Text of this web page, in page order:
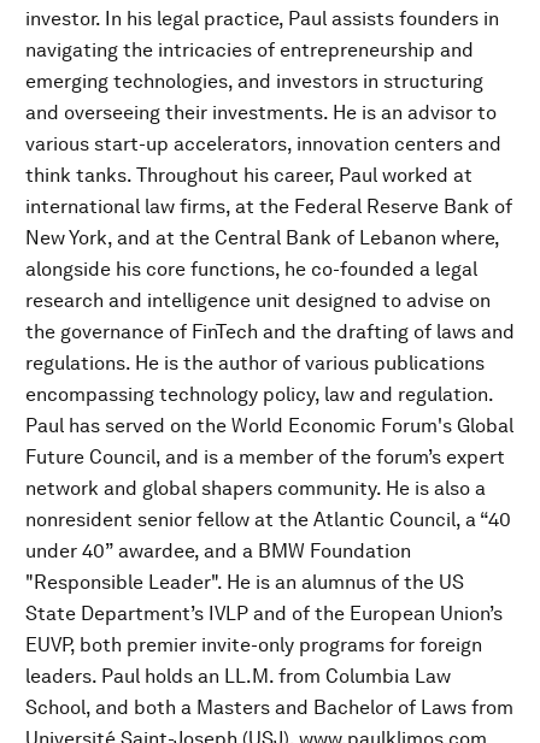
investor. In his legal practice, Paul assists founders in
navigating the intricacies of entrepreneurship and
emerging technologies, and investors in structuring
and overseeing their investments. He is an advisor to
various start-up accelerators, innovation centers and
think tanks. Throughout his career, Paul worked at
international law firms, at the Federal Reserve Bank of
New York, and at the Central Bank of Lebanon where,
alongside his core functions, he co-founded a legal
research and intelligence unit designed to advise on
the governance of FinTech and the drafting of laws and
regulations. He is the author of various publications
encompassing technology policy, law and regulation.
Paul has served on the World Economic Forum's Global
Future Council, and is a member of the forum’s expert
network and global shapers community. He is also a
nonresident senior fellow at the Atlantic Council, a “40
under 40” awardee, and a BMW Foundation
"Responsible Leader". He is an alumnus of the US
State Department’s IVLP and of the European Union’s
EUVP, both premier invite-only programs for foreign
leaders. Paul holds an LL.M. from Columbia Law
School, and both a Masters and Bachelor of Laws from